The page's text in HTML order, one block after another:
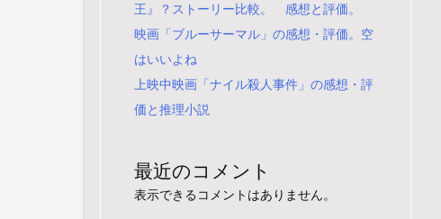
王』？ストーリー比較。 感想と評価。
映画「ブルーサーマル」の感想・評価。空
はいいよね
上映中映画「ナイル殺人事件」の感想・評
価と推理小説
最近のコメント
表示できるコメントはありません。